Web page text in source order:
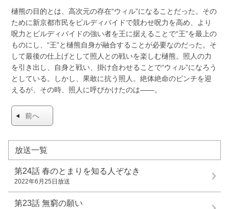
樋熊の目的とは、高次元の存在“ウィル”になることだった。その
ために新京都市民をビルディバイドで競わせ呪力を高め、より
呪力とビルディバイドの強い者を王に据えることで“王”を最上の
ものにし、“王”と樋熊自身が融合することが必要なのだった。そ
して最後の仕上げとして照人との戦いを楽しむ樋熊。照人の力
を引き出し、自身と戦い、掛け合わせることで“ウィル”になろう
としている。しかし、果敢に抗う照人。絶体絶命のピンチを迎
えるが、その時、照人に呼びかけたのは――。
前へ
放送一覧
第24話 春のとまりを知る人ぞなき
2022年6月25日放送
第23話 無窮の願い